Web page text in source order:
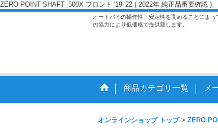
ZERO POINT SHAFT_500X フロント '19-'22 ( 2022年 純正品番要確認 )
オートバイの操作性・安定性を高めることによ
の協力により低価格で提供致します。
商品カテゴリ一覧 メ
オンラインショップ トップ > ZERO